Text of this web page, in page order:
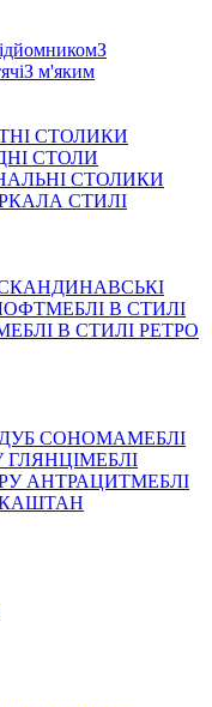
З
З м'яким
СТОЛИКИ
СТОЛИ
СТОЛИКИ
СТИЛІ
МЕБЛІ В СТИЛІ
В СТИЛІ РЕТРО
СОНОМАМЕБЛІ
ГЛЯНЦІМЕБЛІ
АНТРАЦИТМЕБЛІ
КАШТАН